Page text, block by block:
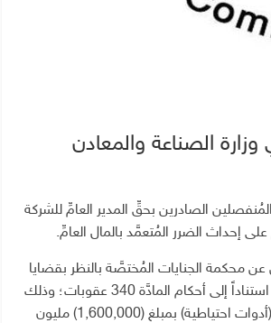
وزارة الصناعة والمعادن
الصادرين بحقِّ المدير العامِّ للشركة
إحداث الضرر المُتعمَّد بالمال العامِّ.
محكمة الجنايات المُختصَّة بالنظر بقضايا
النزاهة تشير في القضيَّة الأولى إلى الحكم على المُدان بالسجن مُدَّة سبع سنواتٍ، استناداً إلى أحكام المادَّة 340 عقوبات؛ وذلك
لإقدامه على مخالفة بنود العقد المبرم مع إحدى الشركات الأهلية المُكلَّفة بتجهيز (أدوات احتياطية) بمبلغ (1,600,000) مليون